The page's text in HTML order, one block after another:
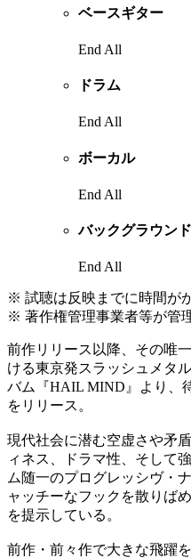
ベースギター
End All
ドラム
End All
ボーカル
End All
バックグラウン
End All
※ 試聴は反映までに時間が
※ 著作権管理事業者等が管
前作リリース以降、その唯
ける東京発スラッシュメタ
バム『HAIL MIND』より、
をリリース。
現代社会に潜む空虚さや矛
ィネス、ドラマ性、そして
ム随一のプログレッシヴ・
ャッチーなフックを散りば
を提示している。
前作・前々作で大きな飛躍